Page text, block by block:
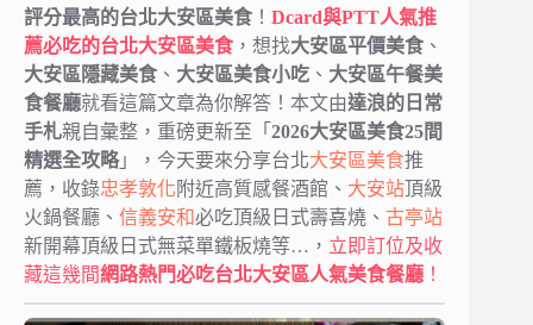
評分最高的台北大安區美食 ！ Dcard與PTT人氣推
薦必吃的台北大安區美食，想找大安區平價美食 、
大安區隱藏美食 、 大安區美食小吃 、 大安區午餐美
食餐廳就看這篇文章為你解答！本文由達浪的日常
手札親自彙整，重磅更新至「 2026大安區美食25間
精選全攻略」，今天要來分享台北大安區美食推
薦，收錄忠孝敦化 附近高質感餐酒館、 大安站 頂級
火鍋餐廳、 信義安和必吃頂級日式壽喜燒、 古亭站
新開幕頂級日式無菜單鐵板燒等…， 立即訂位及收
藏這幾間網路熱門必吃台北大安區人氣美食餐廳 ！